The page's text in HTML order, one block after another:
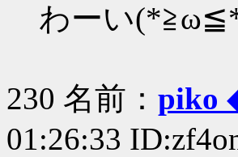
わーい
230 名前： piko
01:26:33